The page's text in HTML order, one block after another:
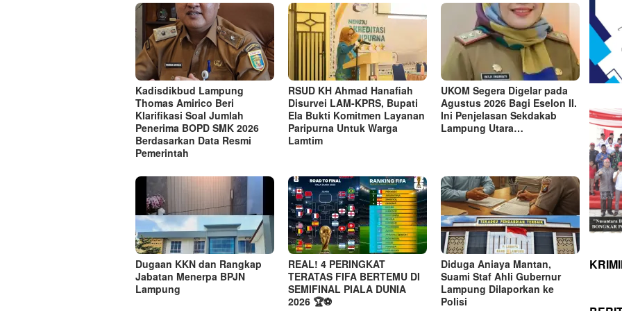
Kadisdikbud Lampung
Thomas Amirico Beri
Klarifikasi Soal Jumlah
Penerima BOPD SMK 2026
Berdasarkan Data Resmi
Pemerintah
RSUD KH Ahmad Hanafiah
Disurvei LAM-KPRS, Bupati
Ela Bukti Komitmen Layanan
Paripurna Untuk Warga
Lamtim
UKOM Segera Digelar pada
Agustus 2026 Bagi Eselon II.
Ini Penjelasan Sekdakab
Lampung Utara…
Dugaan KKN dan Rangkap
Jabatan Menerpa BPJN
Lampung
REAL! 4 PERINGKAT
TERATAS FIFA BERTEMU DI
SEMIFINAL PIALA DUNIA
2026 🏆⚽
Diduga Aniaya Mantan,
Suami Staf Ahli Gubernur
Lampung Dilaporkan ke
Polisi